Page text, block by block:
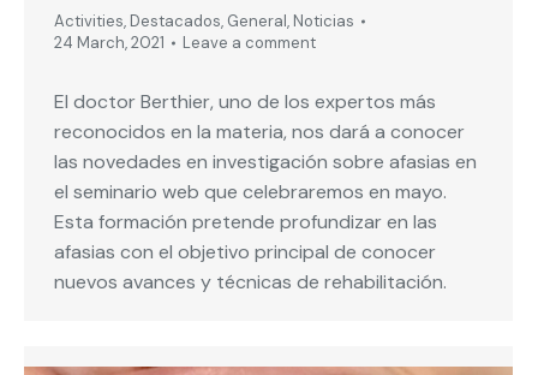
Activities, Destacados, General, Noticias
24 March, 2021
Leave a comment
El doctor Berthier, uno de los expertos más
reconocidos en la materia, nos dará a conocer
las novedades en investigación sobre afasias en
el seminario web que celebraremos en mayo.
Esta formación pretende profundizar en las
afasias con el objetivo principal de conocer
nuevos avances y técnicas de rehabilitación.